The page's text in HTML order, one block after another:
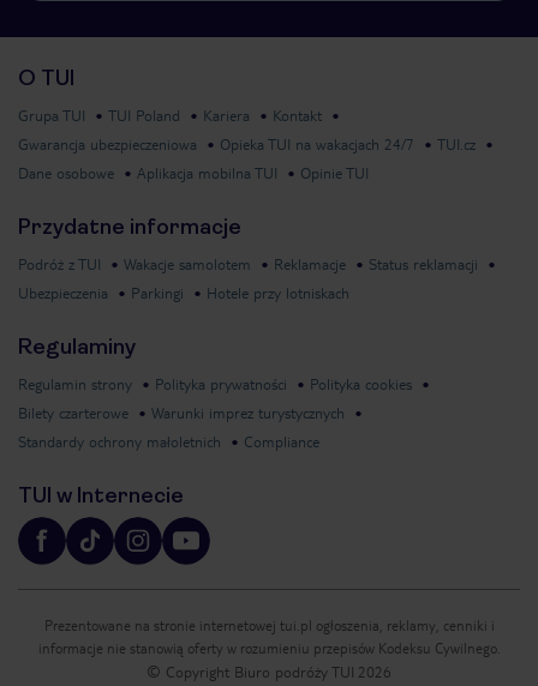
O TUI
Grupa TUI TUI Poland Kariera
Kontakt
Gwarancja ubezpieczeniowa
Opieka TUI na wakacjach 24/7
TUI.cz
Dane osobowe
Aplikacja mobilna TUI Opinie TUI
Przydatne informacje
Podróż z TUI Wakacje samolotem Reklamacje
Status reklamacji
Ubezpieczenia
Parkingi Hotele przy lotniskach
Regulaminy
Regulamin strony Polityka prywatności
Polityka cookies
Bilety czarterowe
Warunki imprez turystycznych
Standardy ochrony małoletnich
Compliance
TUI w Internecie
Prezentowane na stronie internetowej tui.pl ogłoszenia, reklamy, cenniki i
informacje nie stanowią oferty w rozumieniu przepisów Kodeksu Cywilnego.
© Copyright Biuro podróży TUI 2026